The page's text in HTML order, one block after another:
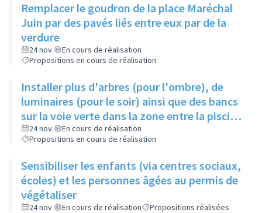
Remplacer le goudron de la place Maréchal
Juin par des pavés liés entre eux par de la
verdure
24 nov.
En cours de réalisation
Propositions en cours de réalisation
Installer plus d'arbres (pour l'ombre), de
luminaires (pour le soir) ainsi que des bancs
sur la voie verte dans la zone entre la piscine
et la rue de l'Industrie
24 nov.
En cours de réalisation
Propositions en cours de réalisation
Sensibiliser les enfants (via centres sociaux,
écoles) et les personnes âgées au permis de
végétaliser
24 nov. En cours de réalisation Propositions réalisées